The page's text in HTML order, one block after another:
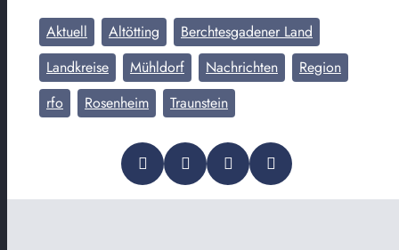
Aktuell Altötting
Berchtesgadener Land
Landkreise
Mühldorf Nachrichten
Region
rfo
Rosenheim Traunstein